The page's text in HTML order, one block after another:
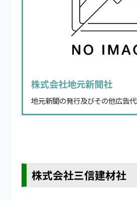
株式会社地元新聞社
地元新聞の発行及びその他広告代
株式会社三信建材社